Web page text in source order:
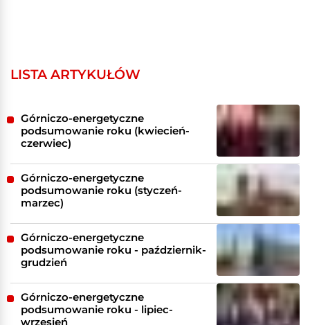
LISTA ARTYKUŁÓW
Górniczo-energetyczne
podsumowanie roku (kwiecień-
czerwiec)
Górniczo-energetyczne
podsumowanie roku (styczeń-
marzec)
Górniczo-energetyczne
podsumowanie roku - październik-
grudzień
Górniczo-energetyczne
podsumowanie roku - lipiec-
wrzesień